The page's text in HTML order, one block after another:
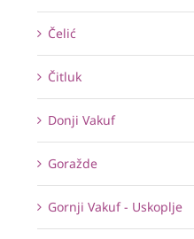
Čelić
Čitluk
Donji Vakuf
Goražde
Gornji Vakuf - Uskoplje